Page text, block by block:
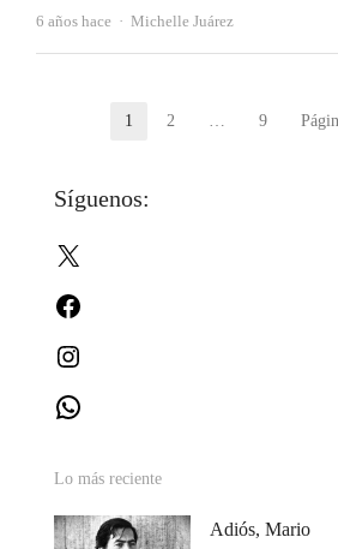
6 años hace Autor
Michelle Juárez
Paginación
entradas
Página
1 Página
2 Página
9
Síguenos:
Lo más reciente
Adiós, Mario